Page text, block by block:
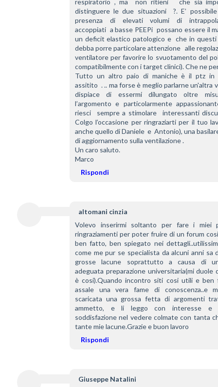
distinguere le due situazioni  ?. E’
presenza di elevati volumi di
accoppiati  a basse PEEPi  possano essere il
un deficit elastico patologico e  che in questi
debba porre particolare attenzione   alle
ventilatore per favorire lo svuotamento del
compatibilmente con i target clinici). Che ne
Tutto un altro paio di maniche è il ptz in
assitito  . .. ma forse è meglio parlarne un'altra
dispiace di essermi dilungato oltre
l’argomento e particolarmente
riesci  sempre a stimolare  interessanti
Colgo l’occasione per ringraziarti per il tuo
anche quello di Daniele  e  Antonio), una
di aggiornamento sulla ventilazione .
Un caro saluto.
Marco
Rispondi
altomani cinzia
Volevo inserirmi soltanto per fare i miei
ringraziamenti per poter fruire di un forum
ben fatto, ben spiegato nei
come me pur se specialista da alcuni anni sa
grosse lacune soprattutto a causa di
adeguata preparazione universitaria(mi duole
è cosi).Quando incontro siti cosi utili e ben
assale una vera fame di conoscenza..e
scaricata una grossa fetta di argomenti
ammetto, e li leggo con interesse e
soddisfazione nel vedere colmate con tanta
tante mie lacune.Grazie e buon lavoro
Rispondi
Giuseppe Natalini